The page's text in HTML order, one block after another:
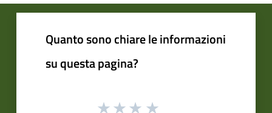
Quanto sono chiare le informazioni
su questa pagina?